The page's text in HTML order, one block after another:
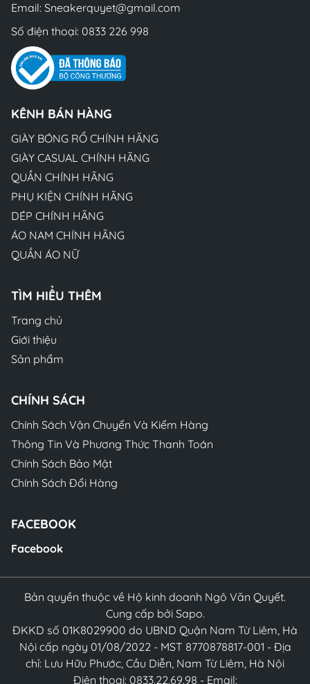
Email: Sneakerquyet@gmail.com
Số điện thoại: 0833 226 998
KÊNH BÁN HÀNG
GIÀY BÓNG RỔ CHÍNH HÃNG
GIÀY CASUAL CHÍNH HÃNG
QUẦN CHÍNH HÃNG
PHỤ KIỆN CHÍNH HÃNG
DÉP CHÍNH HÃNG
ÁO NAM CHÍNH HÃNG
QUẦN ÁO NỮ
TÌM HIỂU THÊM
Trang chủ
Giới thiệu
Sản phẩm
CHÍNH SÁCH
Chính Sách Vận Chuyển Và Kiểm Hàng
Thông Tin Và Phương Thức Thanh Toán
Chính Sách Bảo Mật
Chính Sách Đổi Hàng
FACEBOOK
Facebook
Bản quyền thuộc về Hộ kinh doanh Ngô Văn Quyết.
Cung cấp bởi Sapo.
ĐKKD số 01K8029900 do UBND Quận Nam Từ Liêm, Hà
Nội cấp ngày 01/08/2022 - MST 8770878817-001 - Địa
chỉ: Lưu Hữu Phước, Cầu Diễn, Nam Từ Liêm, Hà Nội
Điện thoại: 0833.22.69.98 - Email: